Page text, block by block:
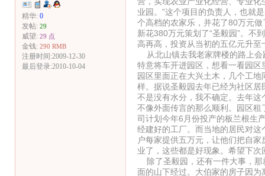
精华: 0
发帖: 29
威望: 29 点
金钱: 290 RMB
注册时间:2009-12-30
最后登录:2010-10-04
业园。”这个项目的负责人，也就
个高档的农家乐，并花了80万元
新花380万元策划了“圣毅园”。不
高再高，投资从当初的五亿元升至
从北山镇去我老家牌楼的路上会
特意将车开进园区，想看一看园
园区里面正在大兴土木，几个工地
样。据说圣毅园去年已经为社区
不是没有水分，我不确定。去年
不像外面传言的那么顺利。园区
司计划今年6月份投产的板兰根生
经建好的工厂。而当地的居民对
户每家提供五万元，让他们把自
业了，这些都是好现象。希望下
除了圣毅园，还有一件大事，那
面的山下经过。大伯家的房子因